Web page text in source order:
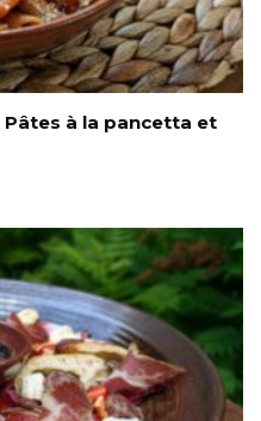
à la pancetta et